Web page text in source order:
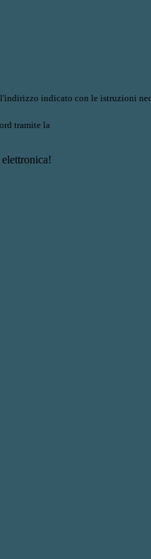
indicato con le istruzioni
tramite la